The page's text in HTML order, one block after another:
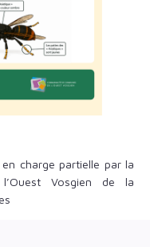
charge partielle par la
Vosgien de la